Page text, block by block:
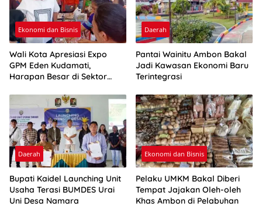
Ekonomi dan Bisnis
Wali Kota Apresiasi Expo
GPM Eden Kudamati,
Harapan Besar di Sektor
Daerah
Pantai Wainitu Ambon Bakal
Jadi Kawasan Ekonomi Baru
Terintegrasi
Daerah
Bupati Kaidel Launching Unit
Usaha Terasi BUMDES Urai
Uni Desa Namara
Ekonomi dan Bisnis
Pelaku UMKM Bakal Diberi
Tempat Jajakan Oleh-oleh
Khas Ambon di Pelabuhan